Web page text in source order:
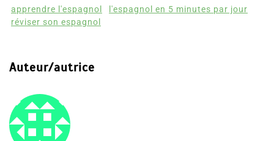
apprendre l'espagnol
l'espagnol en 5 minutes par jour
réviser son espagnol
Auteur/autrice